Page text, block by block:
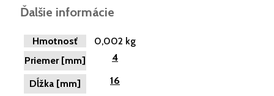
Ďalšie informácie
Hmotnosť
0,002 kg
Priemer [mm]
4
Dĺžka [mm] 16